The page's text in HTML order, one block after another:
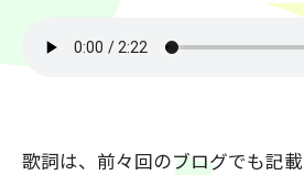
歌詞は、前々回のブログでも記